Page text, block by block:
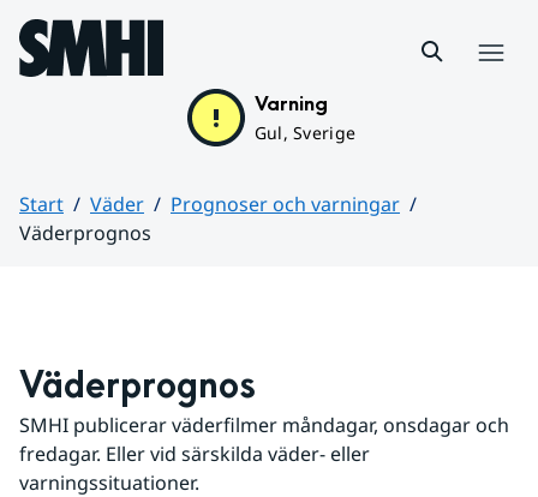
Hoppa till sidans innehåll
Varning
Gul, Sverige
Start Väder
Prognoser och varningar
Väderprognos
Väderprognos
SMHI publicerar väderfilmer måndagar, onsdagar och
fredagar. Eller vid särskilda väder- eller
varningssituationer.